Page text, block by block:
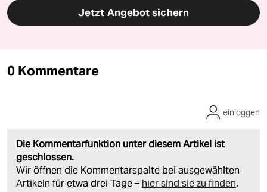
Jetzt Angebot sichern
0 Kommentare
Die Kommentarfunktion unter diesem Artikel ist
geschlossen.
Wir öffnen die Kommentarspalte bei ausgewählten
Artikeln für etwa drei Tage – hier sind sie zu finden.
einloggen